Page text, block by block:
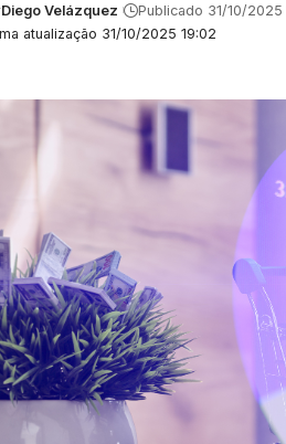
atualização 31/10/2025 19:02
Diego Velázquez Publicado 31/10/2025